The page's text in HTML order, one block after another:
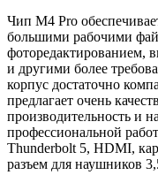
Чип M4 Pro
большими рабочими
фоторедактированием,
и другими более
корпус достаточно
предлагает очень
производительность и
профессиональной
Thunderbolt 5, HDMI,
разъем для наушников